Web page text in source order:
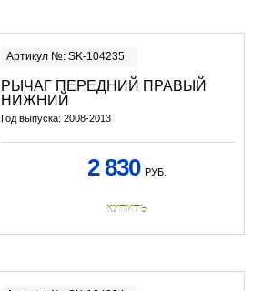
Артикул №: SK-104235
РЫЧАГ ПЕРЕДНИЙ ПРАВЫЙ
НИЖНИЙ
Год выпуска: 2008-2013
2 830 РУБ.
КУПИТЬ